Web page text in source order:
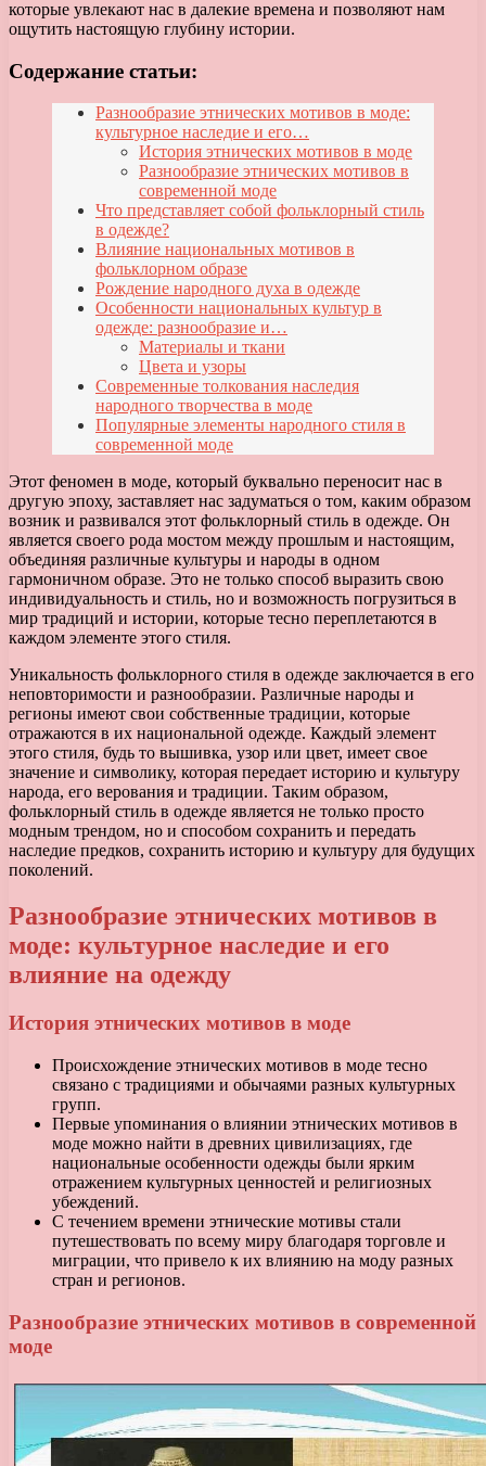
которые увлекают нас в далекие времена и позволяют нам
ощутить настоящую глубину истории.
Содержание статьи:
Разнообразие этнических мотивов в моде:
культурное наследие и его…
История этнических мотивов в моде
Разнообразие этнических мотивов в
современной моде
Что представляет собой фольклорный стиль
в одежде?
Влияние национальных мотивов в
фольклорном образе
Рождение народного духа в одежде
Особенности национальных культур в
одежде: разнообразие и…
Материалы и ткани
Цвета и узоры
Современные толкования наследия
народного творчества в моде
Популярные элементы народного стиля в
современной моде
Этот феномен в моде, который буквально переносит нас в
другую эпоху, заставляет нас задуматься о том, каким образом
возник и развивался этот фольклорный стиль в одежде. Он
является своего рода мостом между прошлым и настоящим,
объединяя различные культуры и народы в одном
гармоничном образе. Это не только способ выразить свою
индивидуальность и стиль, но и возможность погрузиться в
мир традиций и истории, которые тесно переплетаются в
каждом элементе этого стиля.
Уникальность фольклорного стиля в одежде заключается в его
неповторимости и разнообразии. Различные народы и
регионы имеют свои собственные традиции, которые
отражаются в их национальной одежде. Каждый элемент
этого стиля, будь то вышивка, узор или цвет, имеет свое
значение и символику, которая передает историю и культуру
народа, его верования и традиции. Таким образом,
фольклорный стиль в одежде является не только просто
модным трендом, но и способом сохранить и передать
наследие предков, сохранить историю и культуру для будущих
поколений.
Разнообразие этнических мотивов в
моде: культурное наследие и его
влияние на одежду
История этнических мотивов в моде
Происхождение этнических мотивов в моде тесно
связано с традициями и обычаями разных культурных
групп.
Первые упоминания о влиянии этнических мотивов в
моде можно найти в древних цивилизациях, где
национальные особенности одежды были ярким
отражением культурных ценностей и религиозных
убеждений.
С течением времени этнические мотивы стали
путешествовать по всему миру благодаря торговле и
миграции, что привело к их влиянию на моду разных
стран и регионов.
Разнообразие этнических мотивов в современной
моде